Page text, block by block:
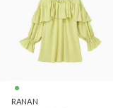
RANAN